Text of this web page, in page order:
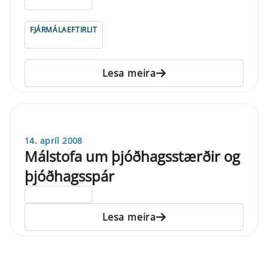
FJÁRMÁLAEFTIRLIT
Lesa meira
14. apríl 2008
Málstofa um þjóðhagsstærðir og
þjóðhagsspár
Lesa meira